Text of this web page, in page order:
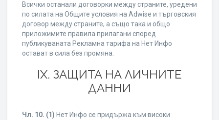
Всички останали договорки между страните, уредени
по силата на Общите условия на Adwise и търговския
договор между страните, а също така и общо
приложимите правила прилагани според
публикуваната Рекламна тарифа на Нет Инфо
остават в сила без промяна.
IХ. ЗАЩИТА НА ЛИЧНИТЕ
ДАННИ
Чл. 10. (1) Нет Инфо се придържа към високи